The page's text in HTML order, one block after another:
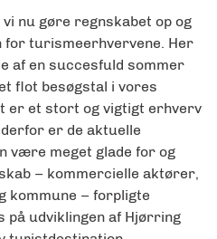
nu gøre regnskabet op og
turismeerhvervene. Her
af en succesfuld sommer
flot besøgstal i vores
er et stort og vigtigt erhverv
er de aktuelle
være meget glade for og
– kommercielle aktører,
kommune – forpligte
på udviklingen af Hjørring